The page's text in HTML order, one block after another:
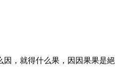
，就得什么果，因因果果是絕